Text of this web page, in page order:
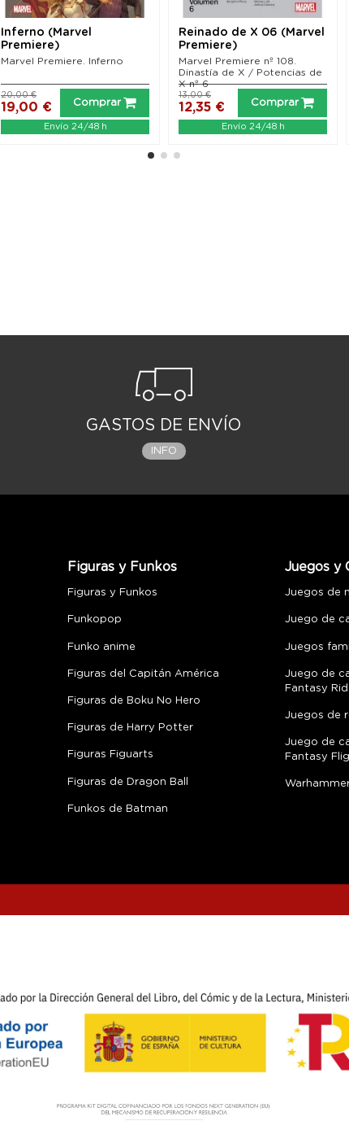
Inferno (Marvel
Premiere)
Marvel Premiere. Inferno
19,00 €
20,00 €
Comprar
Envío 24/48 h
Reinado de X 06 (Marvel
Premiere)
Marvel Premiere nº 108.
Dinastía de X / Potencias de
X nº 6
12,35 €
13,00 €
Comprar
Envío 24/48 h
GASTOS DE ENVÍO
INFO
Figuras y Funkos
Figuras y Funkos
Funkopop
Funko anime
Figuras del Capitán América
Figuras de Boku No Hero
Figuras de Harry Potter
Figuras Figuarts
Figuras de Dragon Ball
Funkos de Batman
Juegos y
Juegos de
Juego de
Juegos
Juego de
Fantasy
Juegos de
Juego de
Fantasy